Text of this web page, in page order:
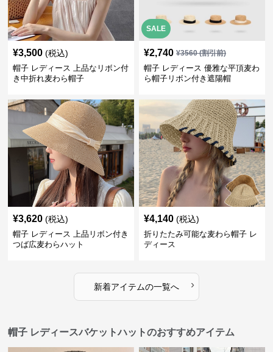
¥3,500 (税込)
帽子 レディース 上品なリボン付
き中折れ麦わら帽子
SALE
¥2,740 ¥3560(割引前)
帽子 レディース 優雅な平頂麦わ
ら帽子リボン付き遮陽帽
¥3,620 (税込)
帽子 レディース 上品リボン付き
つば広麦わらハット
¥4,140 (税込)
折りたたみ可能な麦わら帽子 レ
ディース
新着アイテムの一覧へ ›
帽子 レディースバケットハットのおすすめアイテム